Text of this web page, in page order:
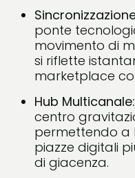
ponte
movimento di
si riflette
marketplace
Hub Multicanale:
centro
permettendo a
piazze digitali
di giacenza.